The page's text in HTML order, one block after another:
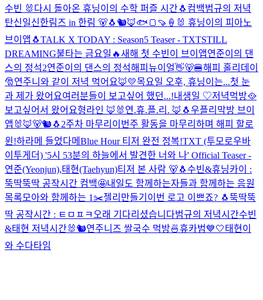
수빈 🐰 다시 돌아온 휴닝이의 수학 퍼즐 시간🐧 컴백범규의 저녁
탄신일신한림즈 in 한림 🐻🐧🐿🦊🐟🍞🍠🍦🐰 휴닝이의 피아노
브이앱🐧TALK X TODAY : Season5 Teaser - TXTSTILL
DREAMING불타는 금요일🔥새해 첫 수빈이 브이앱연준이의 댄
스의 정석2연준이의 댄스의 정석해피뉴이얼👋🐻🍔해피 홀리데이
🎅연주니와 같이 저녁 먹어요🦊💛목요일 오후, 휴닝이는...첫 눈
과 제가 왔어요여러분들이 보고싶어 했던...!내생일 ♡저녁먹방🥘
보고싶어서 왔어요형라인 🦊🐰 연.휴.플.리. 🦊🐧우플리 막방 브이
앱🐰🦊🐻🐿🐧 2주차 마무리 이번주 활동을 마무리하며 해피 할로
윈!하라메 들었다메 Blue Hour 티저 완전 정복!TXT (투모로우바
이투게더) '5시 53분의 하늘에서 발견한 너와 나' Official Teaser -
연준(Yeonjun),태현(Taehyun)티저 본 사람 🐻🐧수빈&휴닝카이 :
뚝딱뚝딱 공작시간 컴백🤩내일도 함께하는자들과 함께하는 음원
목록모아와 함께하는 1✂️젤리만들기 이번 로고 이쁘죠? 🐧뚝딱뚝
딱 공작시간 : ㅌㅁㅍㅋ 오래 기다리셨습니다범규의 저녁시간수빈
&태현 저녁시간🐰🐿연주니즈 쌀국수 먹방🍜휴카범💙🤍태현이
와 수다타임